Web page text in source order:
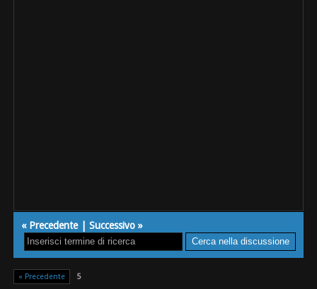
« Precedente|Successivo »
« Precedente 5